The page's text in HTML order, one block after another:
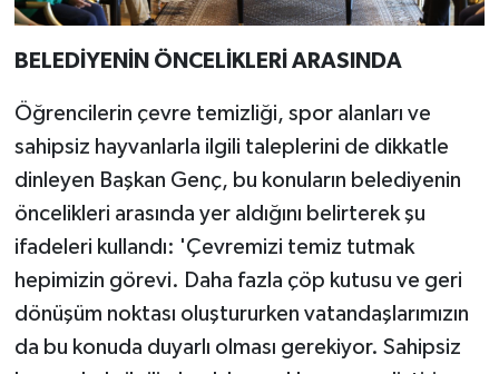
BELEDİYENİN ÖNCELİKLERİ ARASINDA
Öğrencilerin çevre temizliği, spor alanları ve
sahipsiz hayvanlarla ilgili taleplerini de dikkatle
dinleyen Başkan Genç, bu konuların belediyenin
öncelikleri arasında yer aldığını belirterek şu
ifadeleri kullandı: 'Çevremizi temiz tutmak
hepimizin görevi. Daha fazla çöp kutusu ve geri
dönüşüm noktası oluştururken vatandaşlarımızın
da bu konuda duyarlı olması gerekiyor. Sahipsiz